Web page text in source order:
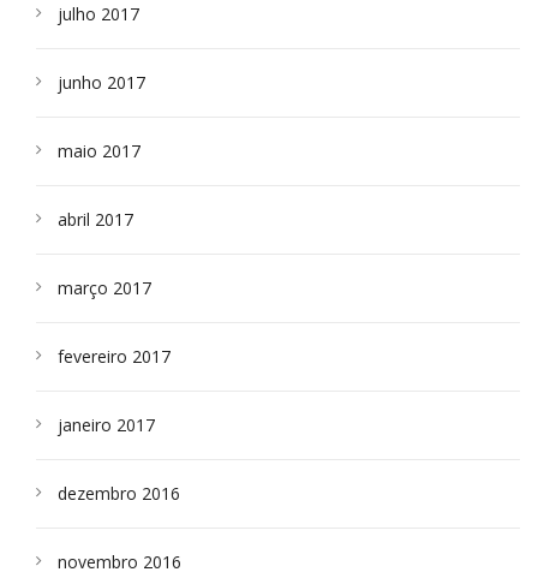
julho 2017
junho 2017
maio 2017
abril 2017
março 2017
fevereiro 2017
janeiro 2017
dezembro 2016
novembro 2016